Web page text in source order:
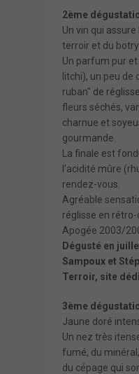
2ème
Un vin qui
terroir et du
Un parfum pur
litchi), un peu de
ruban" de
fleurs séchés,
charnue et
gourmande.
La finale est
l’acidité mûre
rendez-vous.
Agréable
réglisse en rétro-
Apogée 2003/
Dégusté en
Sampoux et
Terroir, site
3ème
Jaune doré
Un nez très
fumé, du
du cépage qui